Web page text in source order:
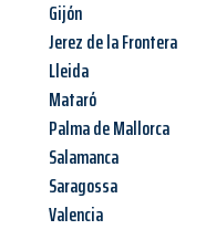
Gijón
Jerez de la Frontera
Lleida
Mataró
Palma de Mallorca
Salamanca
Saragossa
Valencia